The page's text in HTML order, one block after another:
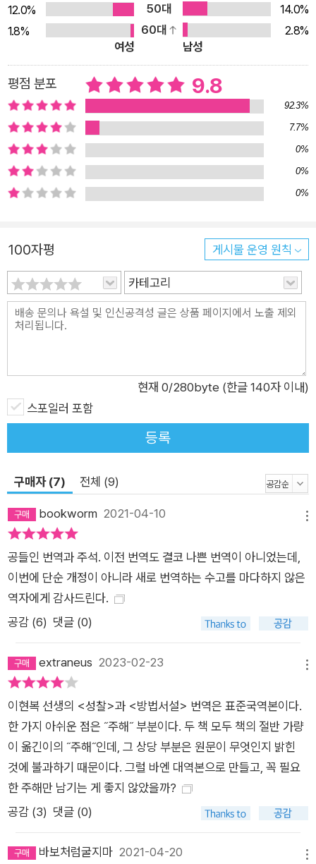
카르트는 《성찰》에서 본격적으로 절대적 진리를 찾기 위한 여정
에 나선다. 마침내 《방법서설》에서 정립한 명제 “나는 사유한다,
그러므로 나는 존재한다”를 더 이상 의심할 수 없는 진리로 확신
하고, 이를 철학의 제일원리로 확립한다. 이로부터 신은 현존한다
는 것, 정신은 신체와 실재적으로 구별된다는 것을 증명하고 자연
학의 새로운 토대들을 마련한다. 《제일철학에 관한 성찰》이 쓰여
진 때는 근대과학이 막 태동을 시작하였으나 여전히 전통적인 기
독교적 세계관이 건재했던 시기였다. 두 세계관이 극렬하게 충돌
하는 시대 상황 속에서 데카르트는 “인간은 자신을, 그리고 세계
를 어떻게 이해해야 하는가?”라는 질문을 던지고 답을 찾아간다.
운데 신뢰할 수 있는 기초가 될 만한 것이 있는지 묻는 것, 또한
지금까지 진리라고 여겨온 것들에도 의문을 제기하는 것이었다.
데카르트는 사유의 확신자를 신에게서 인간으로 옮겨놓음으로써
근대의 철학적 주체를 확립했다는 평가를 받는다. 또한 “서양 현
대철학은 모두 데카르트의 《제일철학에 관한 성찰》에 대한 반박
르까지 후세 많은 철학자에게 영향을 미쳤다. 〈기하학적 배열에
따라 신의 현존 및 영혼과 육체의 구별을 입증하는 근거들〉 “《제
일철학에 관한 성찰》은 본래 답변의 성격을 지닌 책이다”_데카르
학에 관한 성찰》을 탈고하고 당대 7명의 학자들에게 원고를 보내
에 반박하는 글을 보내오자, 그에 대한 답변인 〈성찰, 학자들의 반
박과 데카르트의 답변〉을 1941년 초판 《제일철학에 관한 성찰》
의 본문 뒤에 수록해 출간했다. 이번 개정증보판에는 학자들이 보
내온 7개의 반박문 중 두 번째 반박문에 대한 데카르트의 답변에
포함된 글 〈기하학적 배열에 따라 신의 현존 및 영혼과 육체의 구
별을 입증하는 근거들〉을 번역해 수록했다. 두 번째 반박문의 저
자이며 당대 지식인들의 소통창구였던 마랭 메르센 신부는 데카
르트에게 《제일철학에 관한 성찰》의 주제인 신의 현존 및 영혼과
육체의 구별 증명을 《제일철학에 관한 성찰》에서 시도한 방식과
달리 ‘기하학적 배열에 따라’ 혹은 ‘기하학적 방식으로’ 증명해달
라고 요청했다. 데카르트가 이 요청을 받아들여 신의 현존 및 영
혼과 육체의 구별을 매우 압축적으로 풀어낸 이 글은 《성찰》의
주제를 전혀 새로운 측면에서 바라보게 한다. 《자연의 빛에 의한
진리 탐구》 “자연의 빛은 가장 정교한 학문들의 비밀들에까지 관
통한다” 《자연의 빛에 의한 진리 탐구》는 데카르트의 저서들 가
운데 유일하게 대화체로 쓰였다. 데카르트는 이 책에서 자신의 입
장을 대변하는 인물 에우독소스, 스콜라철학을 지지하는 에피스
12.0%
50대
14.0%
1.8%
60대
2.8%
여성
남성
평점 분포 9.8
92.3%
7.7%
0%
0%
0%
100자평 게시물 운영 원칙
카테고리
현재 0/280byte (한글 140자 이내)
스포일러 포함
등록
구매자 (7) 전체 (9)
bookworm 2021-04-10
공들인 번역과 주석. 이전 번역도 결코 나쁜 번역이 아니었는데,
이번에 단순 개정이 아니라 새로 번역하는 수고를 마다하지 않은
역자에게 감사드린다.
공감 (6) 댓글 (0)
extraneus 2023-02-23
이현복 선생의 <성찰>과 <방법서설> 번역은 표준국역본이다.
한 가지 아쉬운 점은 ˝주해˝ 부분이다. 두 책 모두 책의 절반 가량
이 옮긴이의 ˝주해˝인데, 그 상당 부분은 원문이 무엇인지 밝힌
것에 불과하기 때문이다. 그럴 바엔 대역본으로 만들고, 꼭 필요
한 주해만 남기는 게 좋지 않았을까?
공감 (3) 댓글 (0)
바보처럼굴지마 2021-04-20